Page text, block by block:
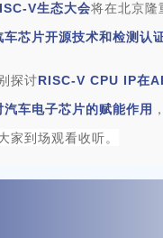
V生态大会将在北京隆
车芯片开源技术和检测认
探讨RISC-V CPU IP在
车电子芯片的赋能作用
家到场观看收听。